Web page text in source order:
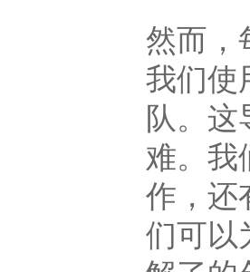
然而，
我们使
队。
难。我
作，还
们可以